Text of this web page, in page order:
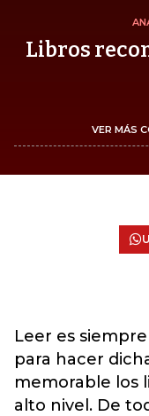
Libros
VER MÁS
Leer es
para hacer
memorable los
alto nivel. De